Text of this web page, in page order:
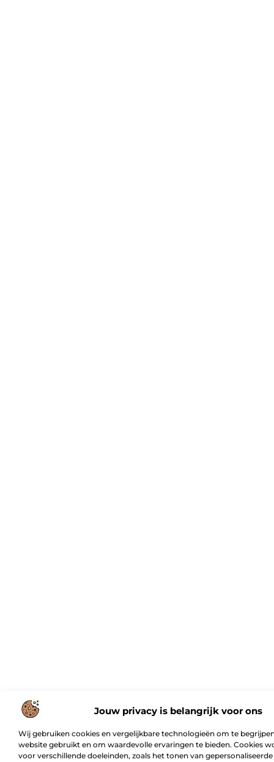
Jouw privacy is belangrijk voor ons
Wij gebruiken cookies en vergelijkbare technologieën om te
website gebruikt en om waardevolle ervaringen te bieden. Cookies
voor verschillende doeleinden, zoals het tonen van